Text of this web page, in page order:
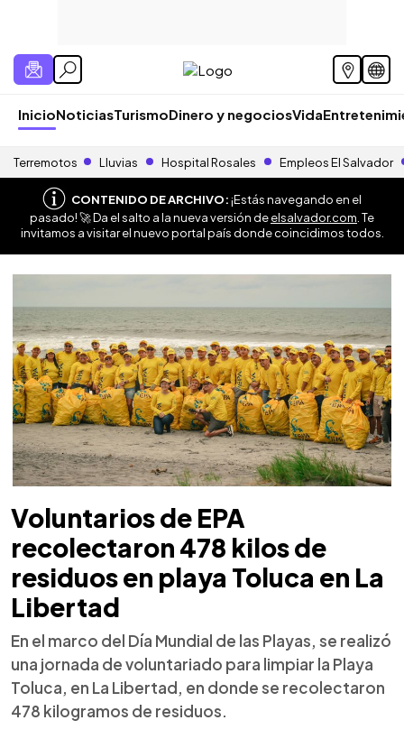
InicioNoticiasTurismoDinero y negociosVida
Terremotos Lluvias Hospital Rosales Empleos El Salvador
CONTENIDO DE ARCHIVO:¡Estás navegando en el
pasado! 🚀 Da el salto a la nueva versión deelsalvador.com . Te
invitamos a visitar el nuevo portal país donde coincidimos todos.
Voluntarios de EPA
recolectaron 478 kilos de
residuos en playa Toluca en La
Libertad
En el marco del Día Mundial de las Playas, se realizó
una jornada de voluntariado para limpiar la Playa
Toluca, en La Libertad, en donde se recolectaron
478 kilogramos de residuos.